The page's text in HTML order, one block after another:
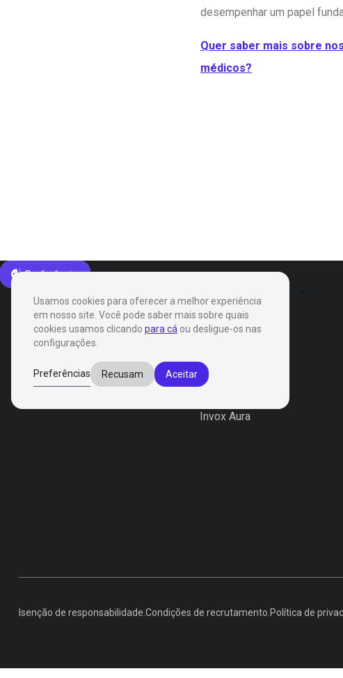
desempenhar um papel
Quer saber mais sobre
médicos?
Usamos cookies para oferecer a melhor experiência
em nosso site. Você pode saber mais sobre quais
cookies usamos clicando para cá ou desligue-os nas
configurações.
Preferências Recusam Aceitar
Preferências
Produtos
Invox Dictation
Invox Aura
Isenção de responsabilidade. Condições de recrutamento. Política de